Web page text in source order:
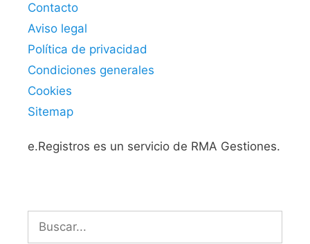
Contacto
Aviso legal
Política de privacidad
Condiciones generales
Cookies
Sitemap
e.Registros es un servicio de RMA Gestiones.
Buscar: